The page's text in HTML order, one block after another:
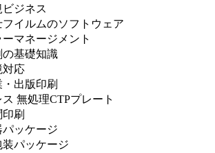
ビジネス
フイルムのソフトウェア
ーマネージメント
の基礎知識
対応
出版印刷
ス 無処理CTPプレート
刷
パッケージ
装パッケージ